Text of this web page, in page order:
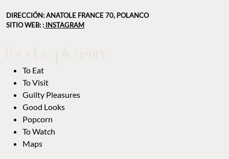
DIRECCIÓN: ANATOLE FRANCE 70, POLANCO
SITIO WEB: : INSTAGRAM
To Eat
To Visit
Guilty Pleasures
Good Looks
Popcorn
To Watch
Maps